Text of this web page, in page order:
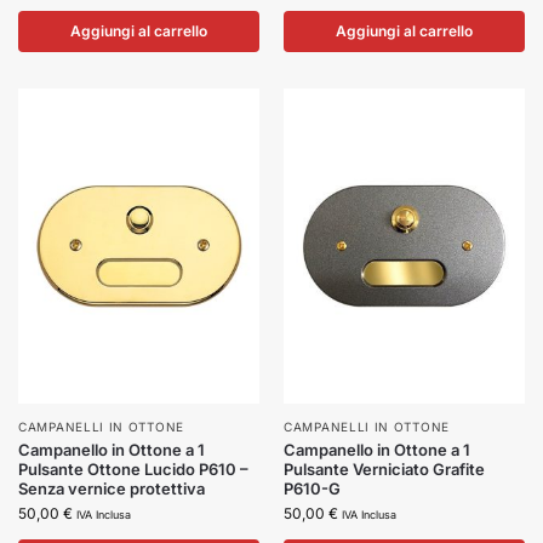
Aggiungi al carrello Aggiungi al carrello
CAMPANELLI IN OTTONE
Campanello in Ottone a 1
Pulsante Ottone Lucido P610 –
Senza vernice protettiva
50,00 € IVA Inclusa
CAMPANELLI IN OTTONE
Campanello in Ottone a 1
Pulsante Verniciato Grafite
P610-G
50,00 € IVA Inclusa